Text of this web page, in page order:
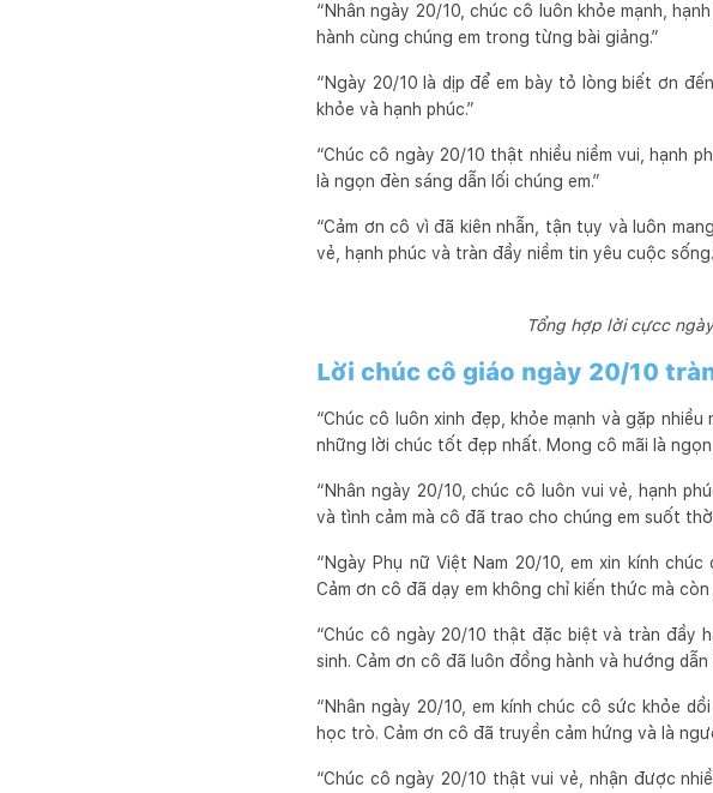
“Nhân ngày 20/10, chúc cô luôn khỏe mạnh,
hành cùng chúng em trong từng bài giảng.”
“Ngày 20/10 là dịp để em bày tỏ lòng biết ơn
khỏe và hạnh phúc.”
“Chúc cô ngày 20/10 thật nhiều niềm vui, hạnh
là ngọn đèn sáng dẫn lối chúng em.”
“Cảm ơn cô vì đã kiên nhẫn, tận tụy và luôn
vẻ, hạnh phúc và tràn đầy niềm tin yêu cuộc
Tổng hợp lời cựcc
Lời chúc cô giáo ngày 20/10
“Chúc cô luôn xinh đẹp, khỏe mạnh và gặp
những lời chúc tốt đẹp nhất. Mong cô mãi là
“Nhân ngày 20/10, chúc cô luôn vui vẻ, hạnh
và tình cảm mà cô đã trao cho chúng em suốt
“Ngày Phụ nữ Việt Nam 20/10, em xin kính
Cảm ơn cô đã dạy em không chỉ kiến thức mà
“Chúc cô ngày 20/10 thật đặc biệt và tràn đầy
sinh. Cảm ơn cô đã luôn đồng hành và hướng
“Nhân ngày 20/10, em kính chúc cô sức khỏe
học trò. Cảm ơn cô đã truyền cảm hứng và là
“Chúc cô ngày 20/10 thật vui vẻ, nhận được